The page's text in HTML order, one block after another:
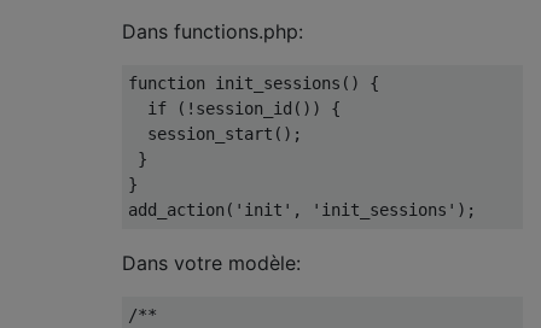
Dans functions.php:
function init_sessions ()
{
if
(! session_id ())
{
  session_start
();
}
}
add_action ( 'init' , 'init_sessions' );
Dans votre modèle:
/**